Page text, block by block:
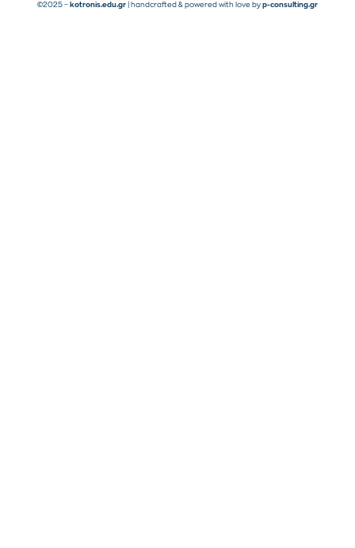
©2025 – kotronis.edu.gr | handcrafted & powered with love by p-consulting.gr